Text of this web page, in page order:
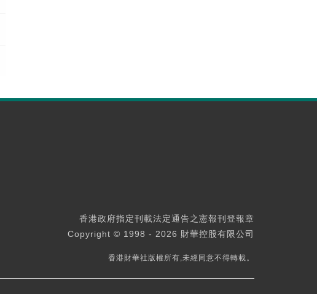
香港政府指定刊載法定通告之憲報刊登報章
Copyright © 1998 - 2026 財華控股有限公司
香港財華社版權所有,未經同意不得轉載。